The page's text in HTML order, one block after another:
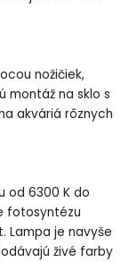
nožičiek,
montáž na sklo s
akváriá rôznych
od 6300 K do
fotosyntézu
Lampa je navyše
živé farby